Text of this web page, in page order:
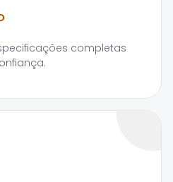
completas